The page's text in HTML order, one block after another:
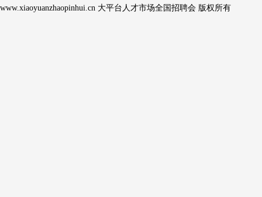
www.xiaoyuanzhaopinhui.cn 大平台人才市场全国招聘会 版权所有